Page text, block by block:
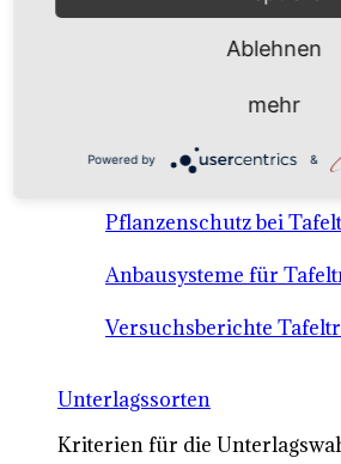
Anbausysteme & Recht
Tafeltrauben A-Z
Tafeltraubenanbau -
Voraussetzungen
Pflanzenschutz bei
Anbausysteme für
Versuchsberichte
Unterlagssorten
Kriterien für die
Ablehnen
mehr
Powered by &